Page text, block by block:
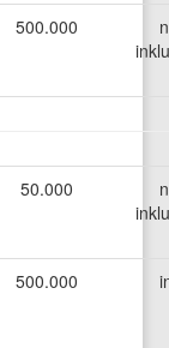
500.000
50.000
500.000